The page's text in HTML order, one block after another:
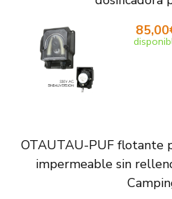
OTAUTAU-PUF flotante
impermeable sin